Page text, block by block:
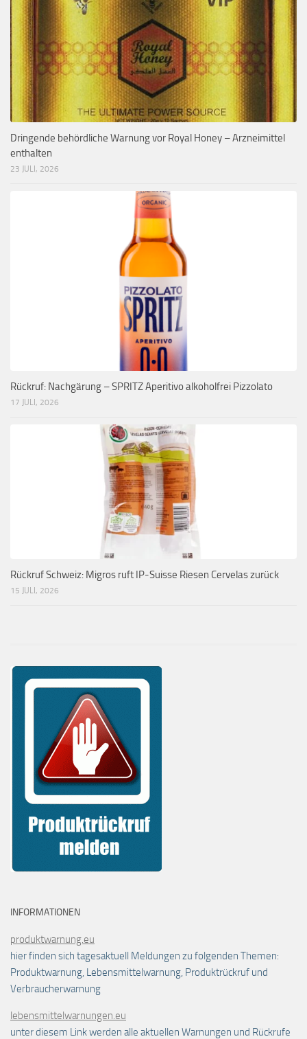
Dringende behördliche Warnung vor Royal Honey – Arzneimittel
enthalten
23 JULI, 2026
Rückruf: Nachgärung – SPRITZ Aperitivo alkoholfrei Pizzolato
17 JULI, 2026
Rückruf Schweiz: Migros ruft IP-Suisse Riesen Cervelas zurück
15 JULI, 2026
INFORMATIONEN
produktwarnung.eu
hier finden sich tagesaktuell Meldungen zu folgenden Themen:
Produktwarnung, Lebensmittelwarnung, Produktrückruf und
Verbraucherwarnung
lebensmittelwarnungen.eu
unter diesem Link werden alle aktuellen Warnungen und Rückrufe